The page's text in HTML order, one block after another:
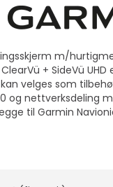
m/
ClearVü + SideVü UHD
velges som
og nettverksdeling med
til Garmin